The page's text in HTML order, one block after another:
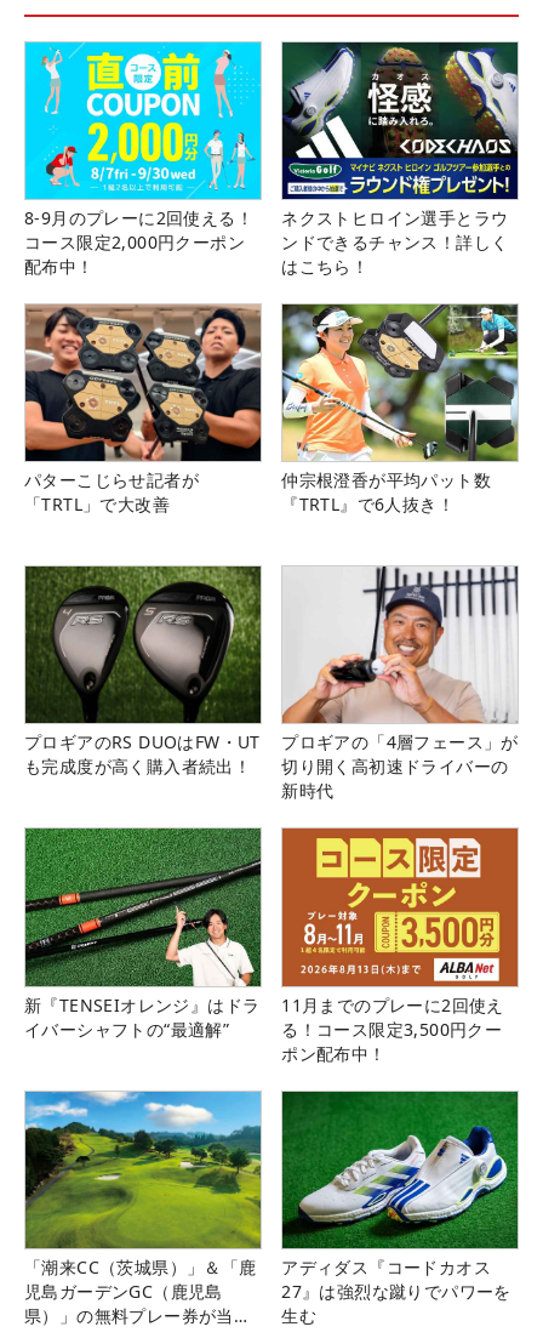
8-9月のプレーに2回使える！
コース限定2,000円クーポン
配布中！
ネクストヒロイン選手とラウ
ンドできるチャンス！詳しく
はこちら！
パターこじらせ記者が
「TRTL」で大改善
仲宗根澄香が平均パット数
『TRTL』で6人抜き！
プロギアのRS DUOはFW・UT
も完成度が高く購入者続出！
プロギアの「4層フェース」が
切り開く高初速ドライバーの
新時代
新『TENSEIオレンジ』はドラ
イバーシャフトの“最適解”
11月までのプレーに2回使え
る！コース限定3,500円クー
ポン配布中！
「潮来CC（茨城県）」＆「鹿
児島ガーデンGC（鹿児島
県）」の無料プレー券が当た
アディダス『コードカオス
27』は強烈な蹴りでパワーを
生む